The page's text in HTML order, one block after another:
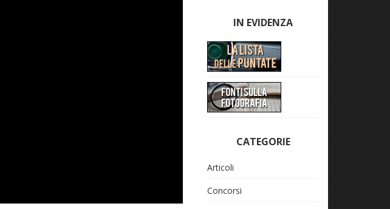
IN EVIDENZA
CATEGORIE
Articoli
Concorsi